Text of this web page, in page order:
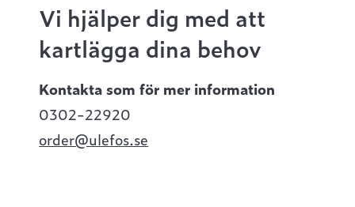
Vi hjälper dig med att
kartlägga dina behov
Kontakta som för mer information
0302-22920
order@ulefos.se